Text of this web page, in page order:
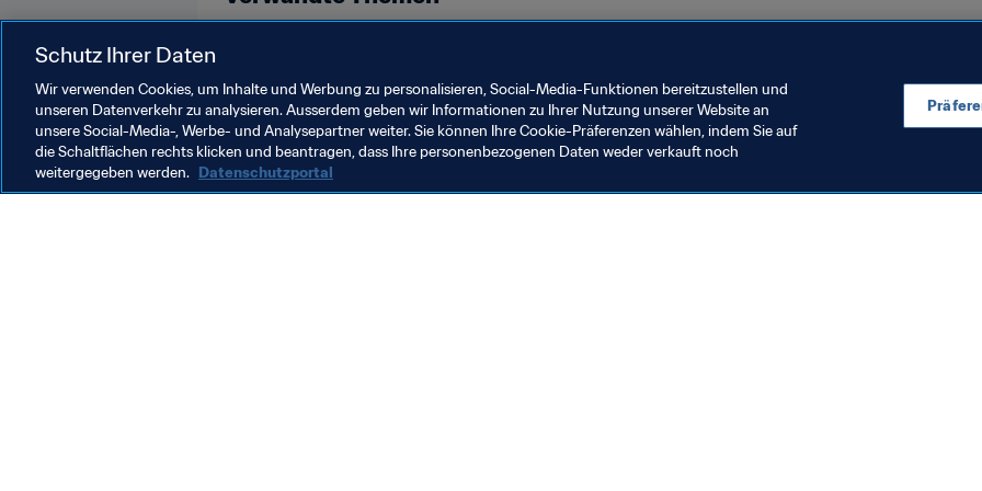
Schutz Ihrer Daten
Wir verwenden Cookies, um Inhalte und Werbung zu personalisieren, Social-Media-Funktionen bereitzustellen und
unseren Datenverkehr zu analysieren. Ausserdem geben wir Informationen zu Ihrer Nutzung unserer Website an
unsere Social-Media-, Werbe- und Analysepartner weiter. Sie können Ihre Cookie-Präferenzen wählen, indem Sie auf
die Schaltflächen rechts klicken und beantragen, dass Ihre personenbezogenen Daten weder verkauft noch
weitergegeben werden. Datenschutzportal